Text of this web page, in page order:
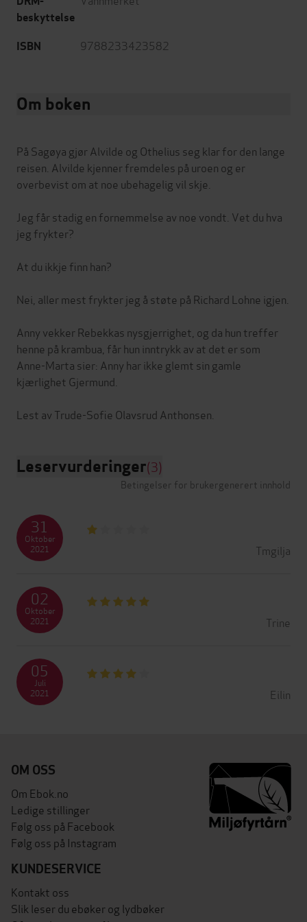
beskyttelse
ISBN 9788233423582
Om boken
På Sagøya gjør Alvilde og Othelius seg klar for den lange
reisen. Alvilde kjenner fremdeles på uroen og er
overbevist om at noe ubehagelig vil skje.
Jeg får stadig en fornemmelse av noe vondt. Vet du hva
jeg frykter?
At du ikkje finn han?
Nei, aller mest frykter jeg å støte på Richard Lohne igjen.
Anny vekker Rebekkas nysgjerrighet, og da hun treffer
henne på krambua, får hun inntrykk av at det er som
Anne-Marta sier: Anny har ikke glemt sin gamle
kjærlighet Gjermund.
Leservurderinger(3)
Betingelser for brukergenerert innhold
Tmgilja
31
Oktober
2021
Trine
02
Oktober
2021
Eilin
05
Juli
2021
OM OSS
Om Ebok.no
Ledige stillinger
Følg oss på Facebook
Følg oss på Instagram
KUNDESERVICE
Kontakt oss
Slik leser du ebøker og lydbøker